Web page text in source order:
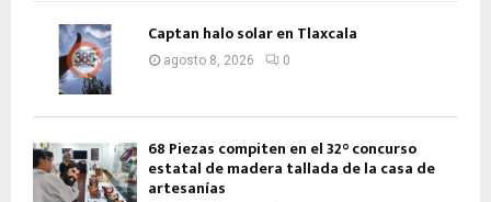
Captan halo solar en Tlaxcala
agosto 8, 2026 0
68 Piezas compiten en el 32° concurso
estatal de madera tallada de la casa de
artesanías